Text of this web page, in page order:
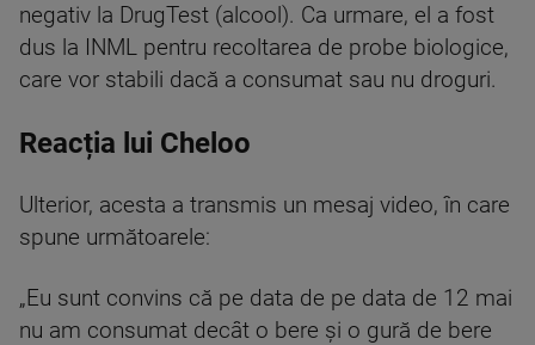
negativ la DrugTest (alcool). Ca urmare, el a fost
dus la INML pentru recoltarea de probe biologice,
care vor stabili dacă a consumat sau nu droguri.
Reacția lui Cheloo
Ulterior, acesta a transmis un mesaj video, în care
spune următoarele:
„Eu sunt convins că pe data de pe data de 12 mai
nu am consumat decât o bere și o gură de bere